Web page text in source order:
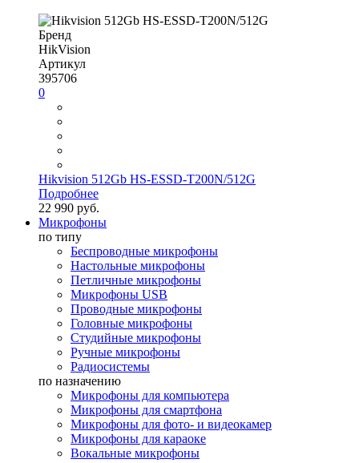
Бренд
HikVision
Артикул
395706
0
Hikvision 512Gb HS-ESSD-T200N/512G
Подробнее
22 990 руб.
Микрофоны
по типу
Беспроводные микрофоны
Настольные микрофоны
Петличные микрофоны
Микрофоны USB
Проводные микрофоны
Головные микрофоны
Студийные микрофоны
Ручные микрофоны
Радиосистемы
по назначению
Микрофоны для компьютера
Микрофоны для смартфона
Микрофоны для фото- и видеокамер
Микрофоны для караоке
Вокальные микрофоны